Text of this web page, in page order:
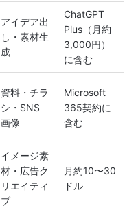
アイデア出
し・素材生
成
ChatGPT
Plus（月約
3,000円）
に含む
資料・チラ
シ・SNS
画像
Microsoft
365契約に
含む
イメージ素
材・広告ク
リエイティ
ブ
月約10〜30
ドル